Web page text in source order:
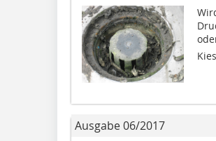
Ausgabe 06/2017